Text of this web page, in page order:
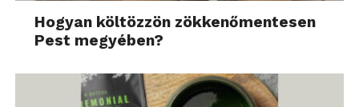
Hogyan költözzön zökkenőmentesen
Pest megyében?